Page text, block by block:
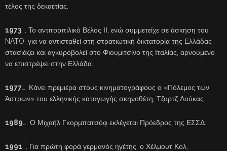
τέλος της δεκαετίας.
1973 …. Το αντιτορπιλικό Βέλος ΙΙ, ενώ συμμετείχε σε άσκηση του
NATO, για να αντισταθεί στη στρατιωτική δικτατορία της Ελλάδας
στασιάζει και αγκυροβολεί στο Φιουμιτσίνο της Ιταλίας, αρνούμενο
να επιστρέψει στην Ελλάδα.
1977 …. Κάνει πρεμιέρα στους κινηματογράφους ο «Πόλεμος των
Άστρων» του ελληνικής καταγωγής σκηνοθέτη, Τζορτζ Λούκας.
1989 …. Ο Μιχαήλ Γκορμπατσόφ εκλέγεται Πρόεδρος της ΕΣΣΔ.
1991 …. Για πρώτη φορά γερμανός ηγέτης, ο Χέλμουτ Κολ,